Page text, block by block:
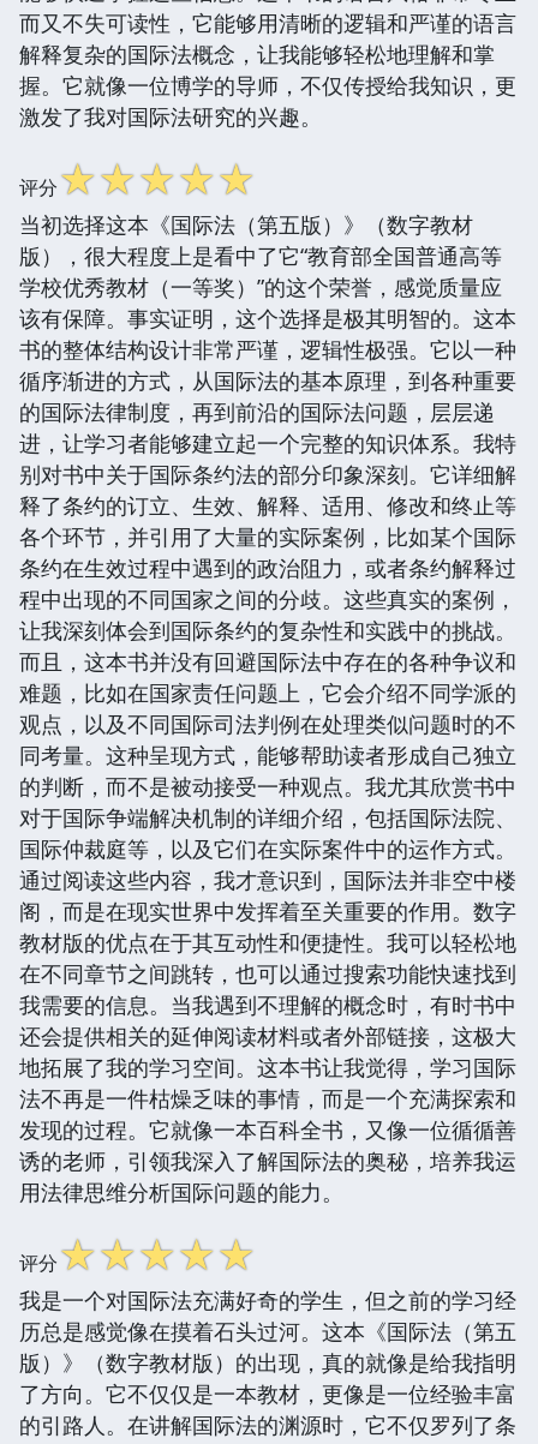
而又不失可读性，它能够用清晰的逻辑和严谨的语言
解释复杂的国际法概念，让我能够轻松地理解和掌
握。它就像一位博学的导师，不仅传授给我知识，更
激发了我对国际法研究的兴趣。
评分☆☆☆☆☆
当初选择这本《国际法（第五版）》（数字教材
版），很大程度上是看中了它“教育部全国普通高等
学校优秀教材（一等奖）”的这个荣誉，感觉质量应
该有保障。事实证明，这个选择是极其明智的。这本
书的整体结构设计非常严谨，逻辑性极强。它以一种
循序渐进的方式，从国际法的基本原理，到各种重要
的国际法律制度，再到前沿的国际法问题，层层递
进，让学习者能够建立起一个完整的知识体系。我特
别对书中关于国际条约法的部分印象深刻。它详细解
释了条约的订立、生效、解释、适用、修改和终止等
各个环节，并引用了大量的实际案例，比如某个国际
条约在生效过程中遇到的政治阻力，或者条约解释过
程中出现的不同国家之间的分歧。这些真实的案例，
让我深刻体会到国际条约的复杂性和实践中的挑战。
而且，这本书并没有回避国际法中存在的各种争议和
难题，比如在国家责任问题上，它会介绍不同学派的
观点，以及不同国际司法判例在处理类似问题时的不
同考量。这种呈现方式，能够帮助读者形成自己独立
的判断，而不是被动接受一种观点。我尤其欣赏书中
对于国际争端解决机制的详细介绍，包括国际法院、
国际仲裁庭等，以及它们在实际案件中的运作方式。
通过阅读这些内容，我才意识到，国际法并非空中楼
阁，而是在现实世界中发挥着至关重要的作用。数字
教材版的优点在于其互动性和便捷性。我可以轻松地
在不同章节之间跳转，也可以通过搜索功能快速找到
我需要的信息。当我遇到不理解的概念时，有时书中
还会提供相关的延伸阅读材料或者外部链接，这极大
地拓展了我的学习空间。这本书让我觉得，学习国际
法不再是一件枯燥乏味的事情，而是一个充满探索和
发现的过程。它就像一本百科全书，又像一位循循善
诱的老师，引领我深入了解国际法的奥秘，培养我运
用法律思维分析国际问题的能力。
评分☆☆☆☆☆
我是一个对国际法充满好奇的学生，但之前的学习经
历总是感觉像在摸着石头过河。这本《国际法（第五
版）》（数字教材版）的出现，真的就像是给我指明
了方向。它不仅仅是一本教材，更像是一位经验丰富
的引路人。在讲解国际法的渊源时，它不仅罗列了条